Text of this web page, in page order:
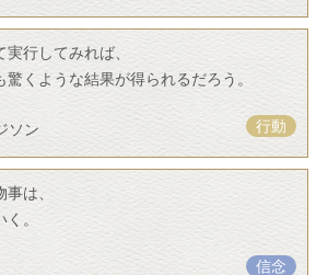
行してみれば、
くような結果が得られるだろう。
ソン 行動
は、
。
信念